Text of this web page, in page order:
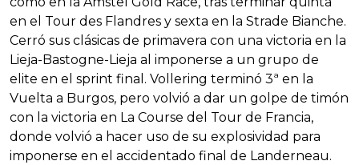
en el Tour des Flandres y sexta en la Strade Bianche.
Cerró sus clásicas de primavera con una victoria en la
Lieja-Bastogne-Lieja al imponerse a un grupo de
elite en el sprint final. Vollering terminó 3ª en la
Vuelta a Burgos, pero volvió a dar un golpe de timón
con la victoria en La Course del Tour de Francia,
donde volvió a hacer uso de su explosividad para
imponerse en el accidentado final de Landerneau.